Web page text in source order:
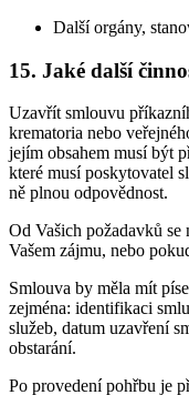
Další orgány,
15. Jaké další
Uzavřít smlouvu
krematoria nebo
jejím obsahem musí být
které musí poskytovatel
ně plnou odpovědnost.
Od Vašich požadavků
Vašem zájmu, nebo
Smlouva by měla mít
zejména: identifikaci
služeb, datum uzavření
obstarání.
Po provedení pohřbu je